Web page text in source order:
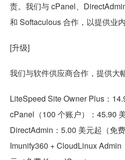
责。我们与 cPanel、
和 Softaculous 合作，以提供业内
[升级]
我们与软件供应商合作，提供大
LiteSpeed Site Owner Plus：
cPanel（100 个账户）：45.90
DirectAdmin：5.00 美元起（免费
Imunify360 + CloudLinux Admin